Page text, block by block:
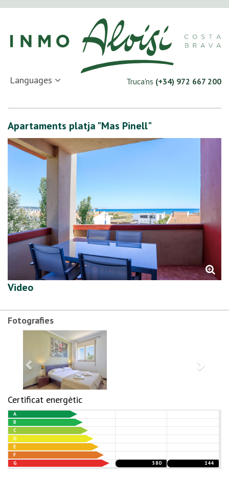
Languages Truca'ns (+34) 972 667 200
Apartaments platja "Mas Pinell"
Video
Fotografies
Certificat energètic
A
B
C
D
E
F
G
580 144